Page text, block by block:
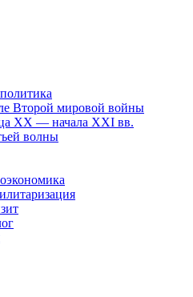
Второй мировой войны
XX — начала XXI вв.
волны